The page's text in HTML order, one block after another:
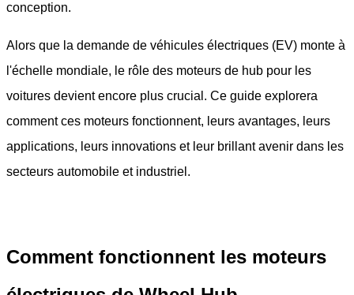
conception.
Alors que la demande de véhicules électriques (EV) monte à
l'échelle mondiale, le rôle des moteurs de hub pour les
voitures devient encore plus crucial. Ce guide explorera
comment ces moteurs fonctionnent, leurs avantages, leurs
applications, leurs innovations et leur brillant avenir dans les
secteurs automobile et industriel.
Comment fonctionnent les moteurs